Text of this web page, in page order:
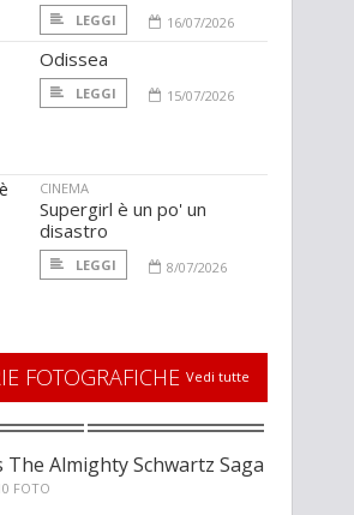
LEGGI 16/07/2026
Odissea
LEGGI 15/07/2026
CINEMA
Supergirl è un po' un
disastro
LEGGI 8/07/2026
FOTOGRAFICHE Vedi tutte
The Almighty Schwartz Saga
FOTO